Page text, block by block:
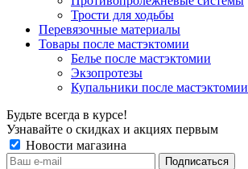
Трости для ходьбы
Перевязочные материалы
Товары после мастэктомии
Белье после мастэктомии
Экзопротезы
Купальники после мастэктомии
Будьте всегда в курсе!
Узнавайте о скидках и акциях первым
Новости магазина